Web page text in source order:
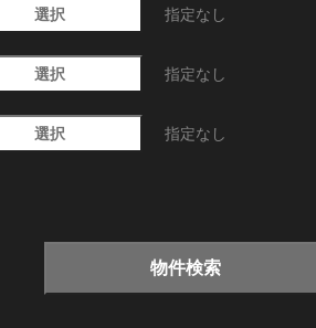
選択 指定なし
選択 指定なし
選択 指定なし
物件検索